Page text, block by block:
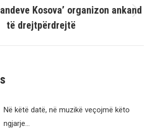
Next
post:
Kosova’ organizon ankand
të drejtpërdrejtë
Në këtë datë, në muzikë veçojmë këto
ngjarje…